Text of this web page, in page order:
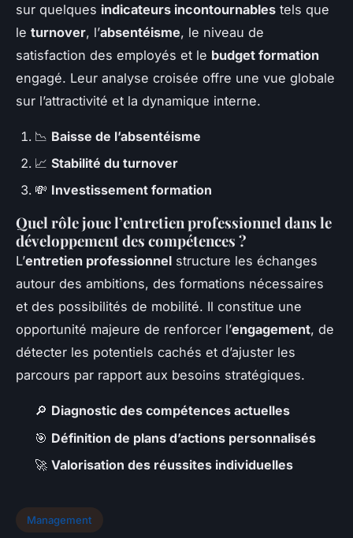
sur quelques indicateurs incontournables tels que
le turnover, l’absentéisme, le niveau de
satisfaction des employés et le budget formation
engagé. Leur analyse croisée offre une vue globale
sur l’attractivité et la dynamique interne.
📉 Baisse de l’absentéisme
📈 Stabilité du turnover
💸 Investissement formation
Quel rôle joue l’entretien professionnel dans le
développement des compétences ?
L’entretien professionnel structure les échanges
autour des ambitions, des formations nécessaires
et des possibilités de mobilité. Il constitue une
opportunité majeure de renforcer l’engagement, de
détecter les potentiels cachés et d’ajuster les
parcours par rapport aux besoins stratégiques.
🔎 Diagnostic des compétences actuelles
🎯 Définition de plans d’actions personnalisés
🚀 Valorisation des réussites individuelles
Management